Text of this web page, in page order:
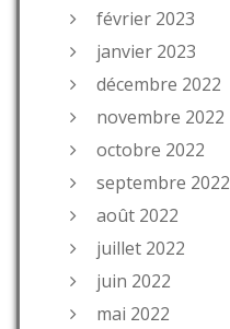
février 2023
janvier 2023
décembre 2022
novembre 2022
octobre 2022
septembre 2022
août 2022
juillet 2022
juin 2022
mai 2022